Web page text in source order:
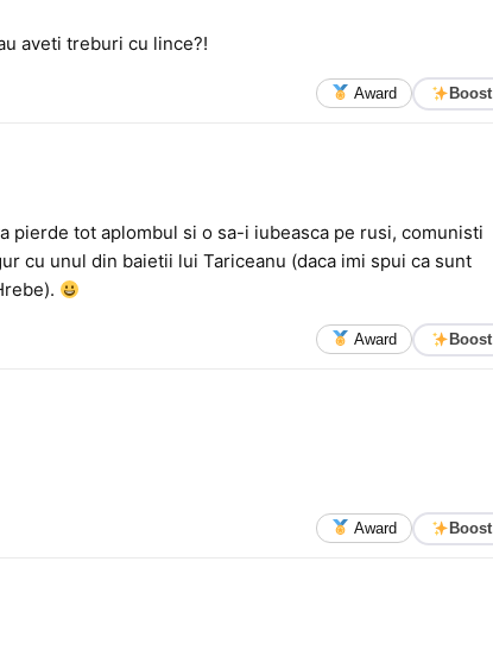
aveti treburi cu lince?!
Award Boost
pierde tot aplombul si o sa-i iubeasca pe rusi, comunisti
cu unul din baietii lui Tariceanu (daca imi spui ca sunt
Award Boost
Award Boost